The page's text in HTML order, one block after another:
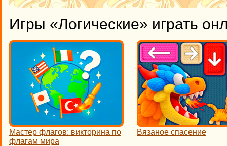
Игры «Логические» играть
Мастер флагов: викторина по
флагам мира
Вязаное спасение